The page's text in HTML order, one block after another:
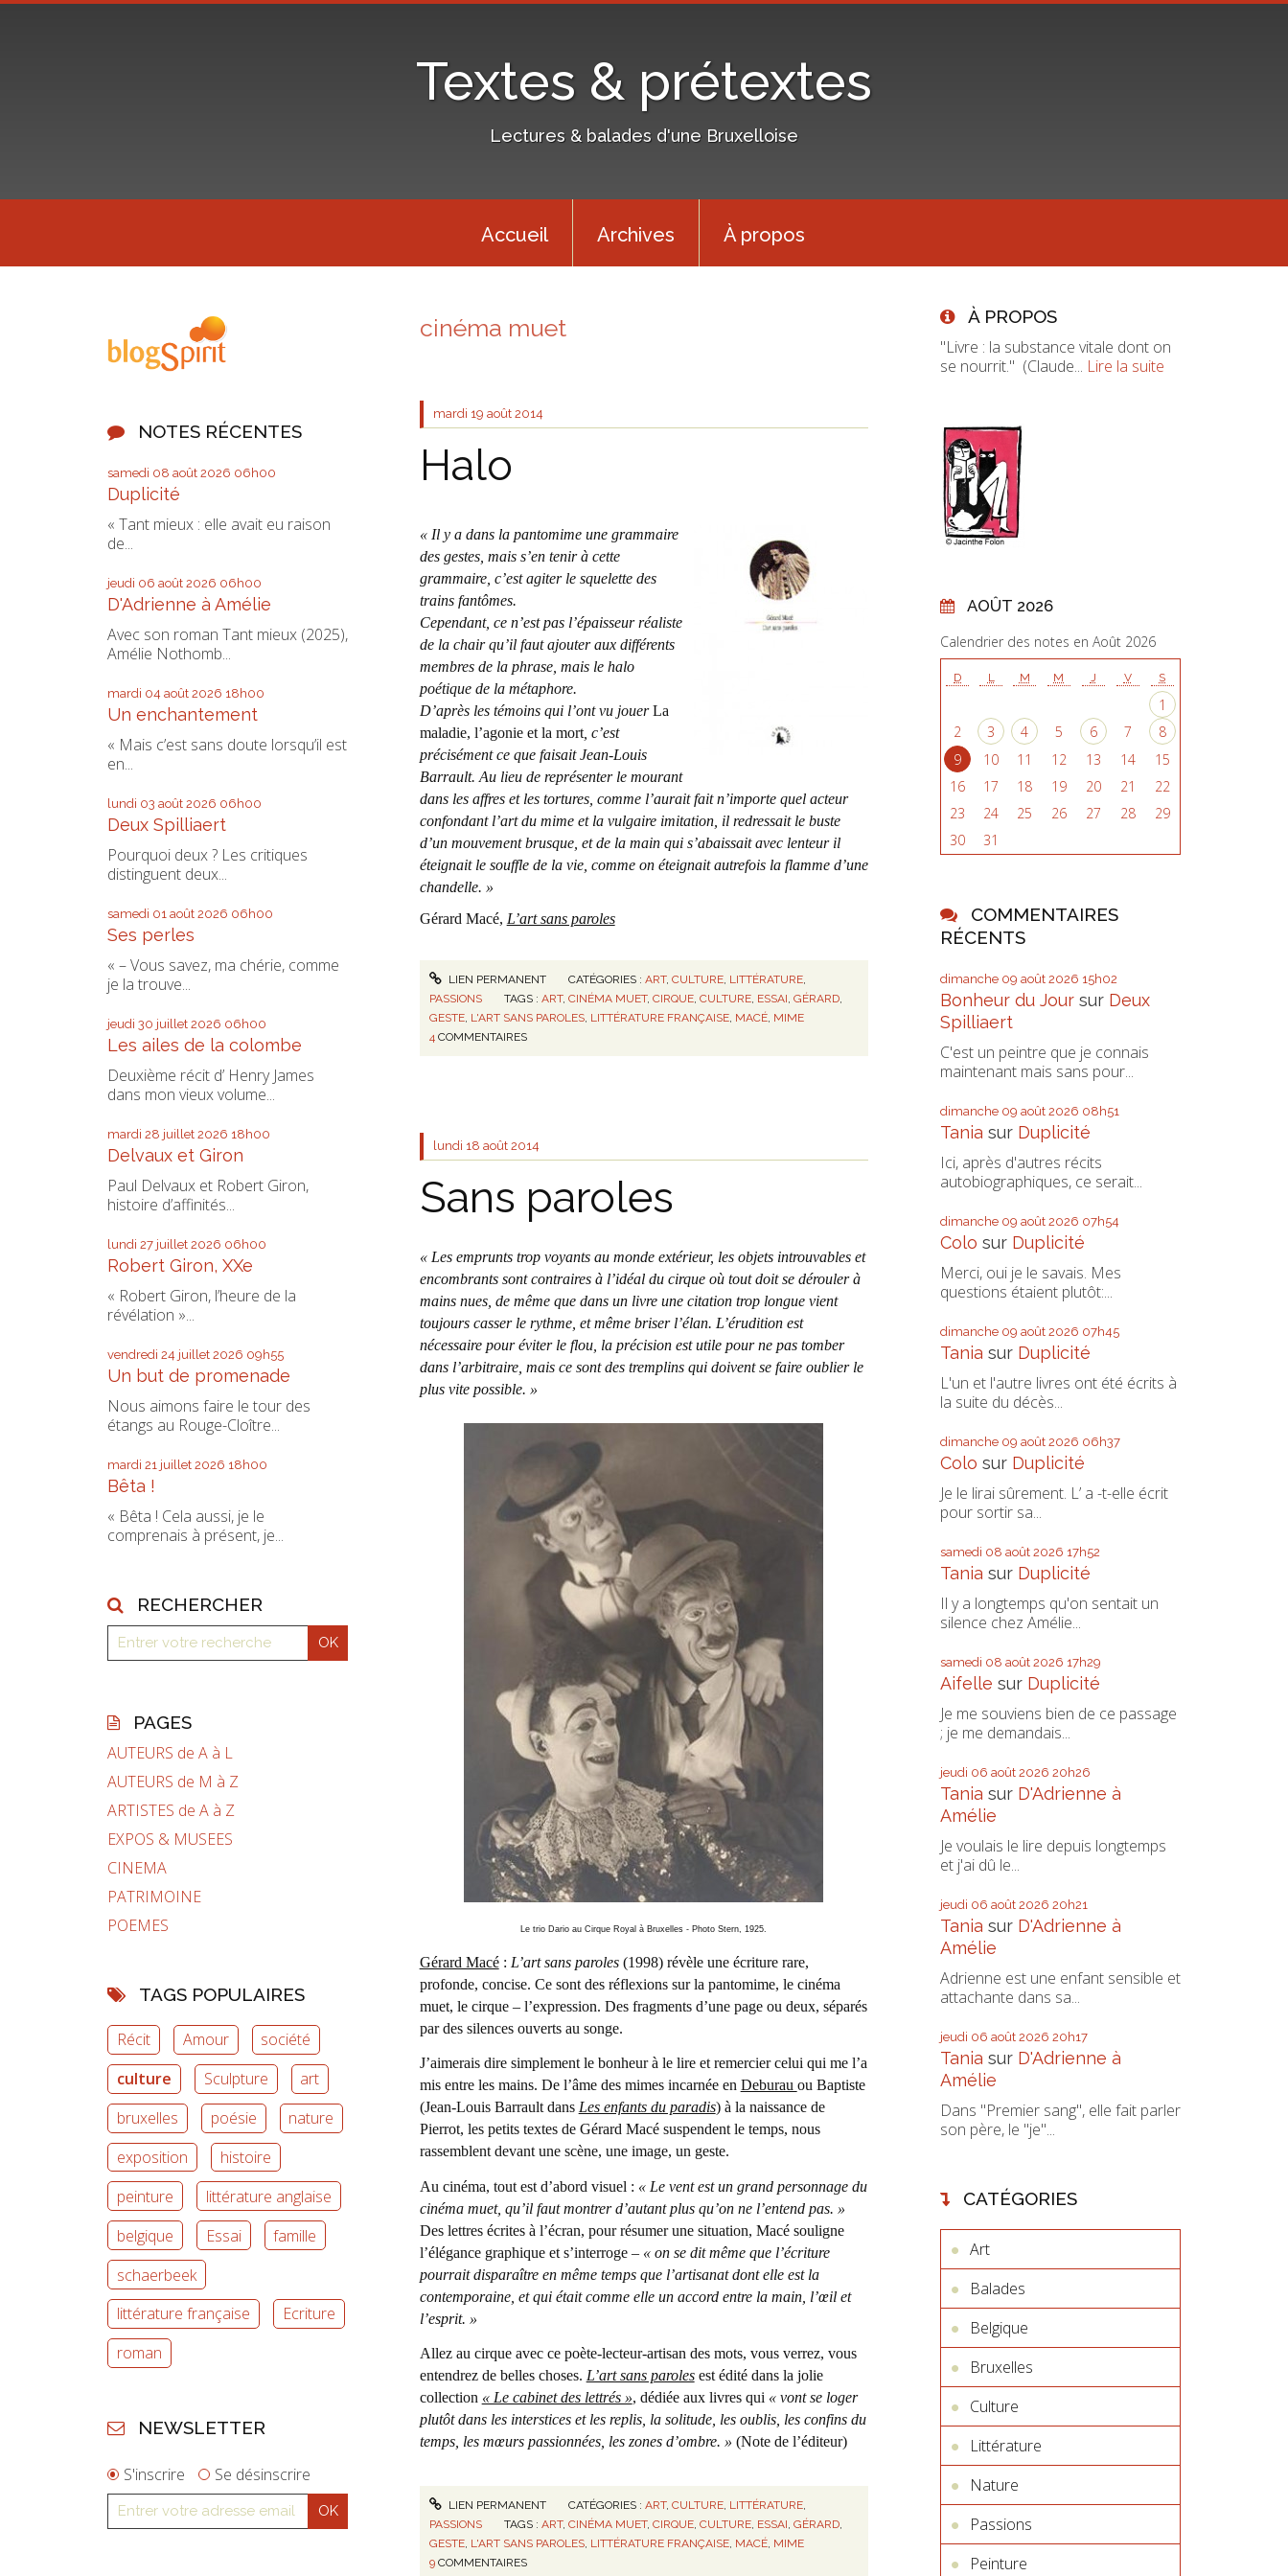
Textes & prétextes
Lectures & balades d'une Bruxelloise
Accueil Archives À propos
NOTES RÉCENTES
samedi 08 août 2026 06h00
Duplicité
« Tant mieux : elle avait eu raison
de...
jeudi 06 août 2026 06h00
D'Adrienne à Amélie
Avec son roman Tant mieux (2025),
Amélie Nothomb...
mardi 04 août 2026 18h00
Un enchantement
« Mais c’est sans doute lorsqu’il est
en...
lundi 03 août 2026 06h00
Deux Spilliaert
Pourquoi deux ? Les critiques
distinguent deux...
samedi 01 août 2026 06h00
Ses perles
« – Vous savez, ma chérie, comme
je la trouve...
jeudi 30 juillet 2026 06h00
Les ailes de la colombe
Deuxième récit d’ Henry James
dans mon vieux volume...
mardi 28 juillet 2026 18h00
Delvaux et Giron
Paul Delvaux et Robert Giron,
histoire d’affinités...
lundi 27 juillet 2026 06h00
Robert Giron, XXe
« Robert Giron, l’heure de la
révélation »...
vendredi 24 juillet 2026 09h55
Un but de promenade
Nous aimons faire le tour des
étangs au Rouge-Cloître...
mardi 21 juillet 2026 18h00
Bêta !
« Bêta ! Cela aussi, je le
comprenais à présent, je...
RECHERCHER
PAGES
AUTEURS de A à L
AUTEURS de M à Z
ARTISTES de A à Z
EXPOS & MUSEES
CINEMA
PATRIMOINE
POEMES
TAGS POPULAIRES
Récit Amour
société
culture
Sculpture
art
bruxelles
poésie
nature
exposition
histoire
peinture
littérature anglaise
belgique
Essai
famille
schaerbeek
littérature française
Ecriture
roman
NEWSLETTER
S'inscrire Se désinscrire
cinéma muet
mardi 19 août 2014
Halo
« Il y a dans la pantomime une grammaire
des gestes, mais s’en tenir à cette
grammaire, c’est agiter le squelette des
trains fantômes.
Cependant, ce n’est pas l’épaisseur réaliste
de la chair qu’il faut ajouter aux différents
membres de la phrase, mais le halo
poétique de la métaphore.
D’après les témoins qui l’ont vu jouerLa
maladie, l’agonie et la mort, c’est
précisément ce que faisait Jean-Louis
Barrault. Au lieu de représenter le mourant
dans les affres et les tortures, comme l’aurait fait n’importe quel acteur
confondant l’art du mime et la vulgaire imitation, il redressait le buste
d’un mouvement brusque, et de la main qui s’abaissait avec lenteur il
éteignait le souffle de la vie, comme on éteignait autrefois la flamme d’une
chandelle. »
Gérard Macé, L’art sans paroles
LIEN PERMANENT CATÉGORIES :ART,CULTURE LITTÉRATURE
PASSIONS
TAGS : ART, CINÉMA MUET, CIRQUE, CULTURE, ESSAI GÉRARD,
GESTE, L'ART SANS PAROLES, LITTÉRATURE FRANÇAISE, MACÉ, MIME
4 COMMENTAIRES
lundi 18 août 2014
Sans paroles
« Les emprunts trop voyants au monde extérieur, les objets introuvables et
encombrants sont contraires à l’idéal du cirque où tout doit se dérouler à
mains nues, de même que dans un livre une citation trop longue vient
toujours casser le rythme, et même briser l’élan. L’érudition est
nécessaire pour éviter le flou, la précision est utile pour ne pas tomber
dans l’arbitraire, mais ce sont des tremplins qui doivent se faire oublier le
plus vite possible. »
Le trio Dario au Cirque Royal à Bruxelles - Photo Stern, 1925.
Gérard Macé: L’art sans paroles(1998) révèle une écriture rare,
profonde, concise. Ce sont des réflexions sur la pantomime, le cinéma
muet, le cirque – l’expression. Des fragments d’une page ou deux, séparés
par des silences ouverts au songe.
J’aimerais dire simplement le bonheur à le lire et remercier celui qui me l’a
mis entre les mains. De l’âme des mimes incarnée en Deburau ou Baptiste
(Jean-Louis Barrault dans Les enfants du paradis) à la naissance de
Pierrot, les petits textes de Gérard Macé suspendent le temps, nous
rassemblent devant une scène, une image, un geste.
Au cinéma, tout est d’abord visuel : « Le vent est un grand personnage du
cinéma muet, qu’il faut montrer d’autant plus qu’on ne l’entend pas. »
Des lettres écrites à l’écran, pour résumer une situation, Macé souligne
l’élégance graphique et s’interroge – « on se dit même que l’écriture
pourrait disparaître en même temps que l’artisanat dont elle est la
contemporaine, et qui était comme elle un accord entre la main, l’œil et
l’esprit. »
Allez au cirque avec ce poète-lecteur-artisan des mots, vous verrez, vous
entendrez de belles choses. L’art sans parolesest édité dans la jolie
collection « Le cabinet des lettrés », dédiée aux livres qui « vont se loger
plutôt dans les interstices et les replis, la solitude, les oublis, les confins du
temps, les mœurs passionnées, les zones d’ombre. » (Note de l’éditeur)
LIEN PERMANENT CATÉGORIES :ART,CULTURE, LITTÉRATURE,
PASSIONS
TAGS : ART, CINÉMA MUET, CIRQUE, CULTURE, ESSAI, GÉRARD,
GESTE, L'ART SANS PAROLES, LITTÉRATURE FRANÇAISE, MACÉ, MIME
9 COMMENTAIRES
À PROPOS
"Livre : la substance vitale dont on
se nourrit." (Claude... Lire la suite
AOÛT 2026
Calendrier des notes en Août 2026
D L M M J V S
1
2
3 4 5 6 7
8
9
10 11 12 13 14
15
16
17 18 19 20 21
22
23
24 25 26 27 28
29
30
31
COMMENTAIRES
RÉCENTS
dimanche 09 août 2026 15h02
Bonheur du Joursur Deux
Spilliaert
C'est un peintre que je connais
maintenant mais sans pour...
dimanche 09 août 2026 08h51
Tania sur Duplicité
Ici, après d'autres récits
autobiographiques, ce serait...
dimanche 09 août 2026 07h54
Colo sur Duplicité
Merci, oui je le savais. Mes
questions étaient plutôt:...
dimanche 09 août 2026 07h45
Tania sur Duplicité
L'un et l'autre livres ont été écrits à
la suite du décès...
dimanche 09 août 2026 06h37
Colo sur Duplicité
Je le lirai sûrement. L’ a -t-elle écrit
pour sortir sa...
samedi 08 août 2026 17h52
Tania sur Duplicité
Il y a longtemps qu'on sentait un
silence chez Amélie...
samedi 08 août 2026 17h29
Aifelle sur Duplicité
Je me souviens bien de ce passage
; je me demandais...
jeudi 06 août 2026 20h26
Tania sur D'Adrienne à
Amélie
Je voulais le lire depuis longtemps
et j'ai dû le...
jeudi 06 août 2026 20h21
Tania sur D'Adrienne à
Amélie
Adrienne est une enfant sensible et
attachante dans sa...
jeudi 06 août 2026 20h17
Tania sur D'Adrienne à
Amélie
Dans "Premier sang", elle fait parler
son père, le "je"...
CATÉGORIES
Art
Balades
Belgique
Bruxelles
Culture
Littérature
Nature
Passions
Peinture